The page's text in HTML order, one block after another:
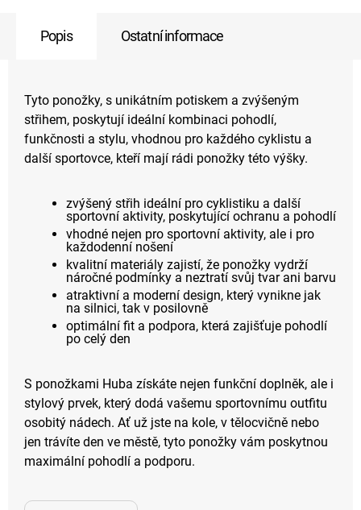
Popis Ostatní informace
Tyto ponožky, s unikátním potiskem a zvýšeným
střihem, poskytují ideální kombinaci pohodlí,
funkčnosti a stylu, vhodnou pro každého cyklistu a
další sportovce, kteří mají rádi ponožky této výšky.
zvýšený střih ideální pro cyklistiku a další
sportovní aktivity, poskytující ochranu a pohodlí
vhodné nejen pro sportovní aktivity, ale i pro
každodenní nošení
kvalitní materiály zajistí, že ponožky vydrží
náročné podmínky a neztratí svůj tvar ani barvu
atraktivní a moderní design, který vynikne jak
na silnici, tak v posilovně
optimální fit a podpora, která zajišťuje pohodlí
po celý den
S ponožkami Huba získáte nejen funkční doplněk, ale i
stylový prvek, který dodá vašemu sportovnímu outfitu
osobitý nádech. Ať už jste na kole, v tělocvičně nebo
jen trávíte den ve městě, tyto ponožky vám poskytnou
maximální pohodlí a podporu.